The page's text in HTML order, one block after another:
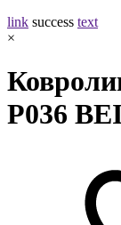
link success text
×
P036